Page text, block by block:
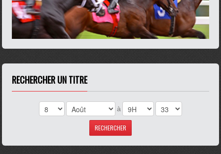
RECHERCHER UN TITRE
à